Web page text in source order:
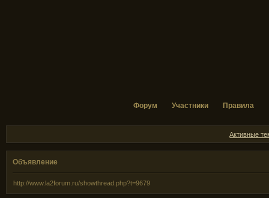
Форум Участники Правила
Активные
Объявление
http://www.la2forum.ru/showthread.php?t=9679